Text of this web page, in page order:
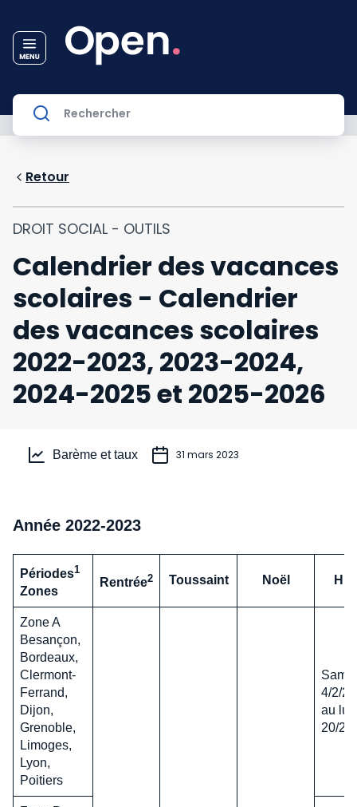
Retour
DROIT SOCIAL - OUTILS
Calendrier des vacances
scolaires - Calendrier
des vacances scolaires
2022-2023, 2023-2024,
2024-2025 et 2025-2026
Barème et taux 31 mars 2023
Année 2022-2023
Périodes1
Zones
Rentrée2 Toussaint Noël
Zone A
Besançon,
Bordeaux,
Clermont-
Ferrand,
Dijon,
Grenoble,
Limoges,
Lyon,
Poitiers
4/2/
au
20/2/